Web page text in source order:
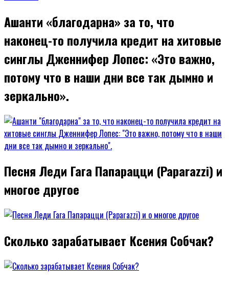
Ашанти «благодарна» за то, что
наконец-то получила кредит на хитовые
синглы Дженнифер Лопес: «Это важно,
потому что в наши дни все так дымно и
зеркально».
Песня Леди Гага Папарацци (Paparazzi) и
многое другое
Сколько зарабатывает Ксения Собчак?